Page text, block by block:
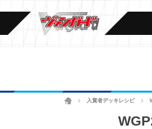
ホーム 入賞者デッキレシピ